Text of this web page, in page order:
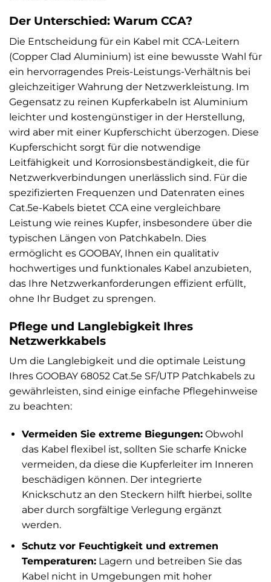
Der Unterschied: Warum CCA?
Die Entscheidung für ein Kabel mit CCA-Leitern
(Copper Clad Aluminium) ist eine bewusste Wahl für
ein hervorragendes Preis-Leistungs-Verhältnis bei
gleichzeitiger Wahrung der Netzwerkleistung. Im
Gegensatz zu reinen Kupferkabeln ist Aluminium
leichter und kostengünstiger in der Herstellung,
wird aber mit einer Kupferschicht überzogen. Diese
Kupferschicht sorgt für die notwendige
Leitfähigkeit und Korrosionsbeständigkeit, die für
Netzwerkverbindungen unerlässlich sind. Für die
spezifizierten Frequenzen und Datenraten eines
Cat.5e-Kabels bietet CCA eine vergleichbare
Leistung wie reines Kupfer, insbesondere über die
typischen Längen von Patchkabeln. Dies
ermöglicht es GOOBAY, Ihnen ein qualitativ
hochwertiges und funktionales Kabel anzubieten,
das Ihre Netzwerkanforderungen effizient erfüllt,
ohne Ihr Budget zu sprengen.
Pflege und Langlebigkeit Ihres
Netzwerkkabels
Um die Langlebigkeit und die optimale Leistung
Ihres GOOBAY 68052 Cat.5e SF/UTP Patchkabels zu
gewährleisten, sind einige einfache Pflegehinweise
zu beachten:
Vermeiden Sie extreme Biegungen:Obwohl
das Kabel flexibel ist, sollten Sie scharfe Knicke
vermeiden, da diese die Kupferleiter im Inneren
beschädigen können. Der integrierte
Knickschutz an den Steckern hilft hierbei, sollte
aber durch sorgfältige Verlegung ergänzt
werden.
Schutz vor Feuchtigkeit und extremen
Temperaturen:Lagern und betreiben Sie das
Kabel nicht in Umgebungen mit hoher